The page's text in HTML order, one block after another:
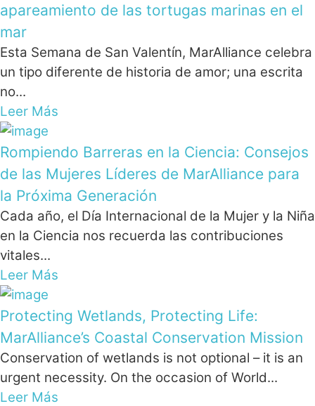
apareamiento de las tortugas marinas en el
mar
Esta Semana de San Valentín, MarAlliance celebra
un tipo diferente de historia de amor; una escrita
no...
Leer Más
Rompiendo Barreras en la Ciencia: Consejos
de las Mujeres Líderes de MarAlliance para
la Próxima Generación
Cada año, el Día Internacional de la Mujer y la Niña
en la Ciencia nos recuerda las contribuciones
vitales...
Leer Más
Protecting Wetlands, Protecting Life:
MarAlliance’s Coastal Conservation Mission
Conservation of wetlands is not optional – it is an
urgent necessity. On the occasion of World...
Leer Más